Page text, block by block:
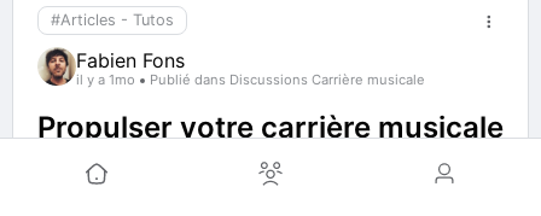
#Articles - Tutos
Fabien Fons
il y a 1mo Publié dans Discussions Carrière musicale
Propulser votre carrière musicale
: pourquoi se former est